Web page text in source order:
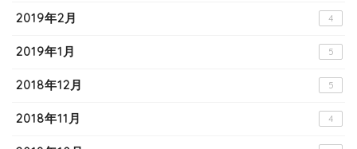
2019年2月 4
2019年1月 5
2018年12月 5
2018年11月 4